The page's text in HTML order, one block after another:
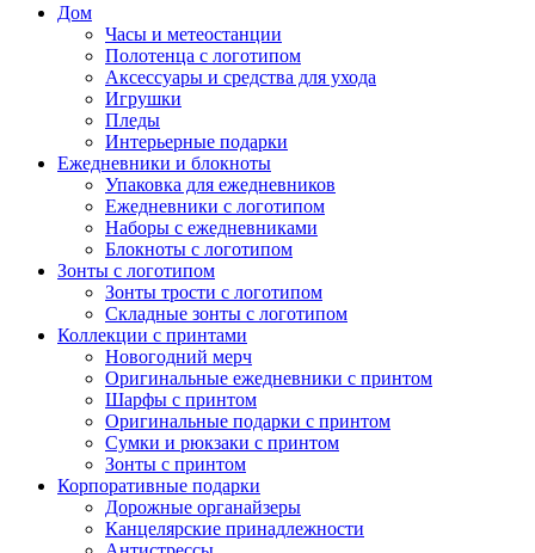
Дом
Часы и метеостанции
Полотенца с логотипом
Аксессуары и средства для ухода
Игрушки
Пледы
Интерьерные подарки
Ежедневники и блокноты
Упаковка для ежедневников
Ежедневники с логотипом
Наборы с ежедневниками
Блокноты с логотипом
Зонты с логотипом
Зонты трости с логотипом
Складные зонты с логотипом
Коллекции с принтами
Новогодний мерч
Оригинальные ежедневники с принтом
Шарфы с принтом
Оригинальные подарки с принтом
Сумки и рюкзаки с принтом
Зонты с принтом
Корпоративные подарки
Дорожные органайзеры
Канцелярские принадлежности